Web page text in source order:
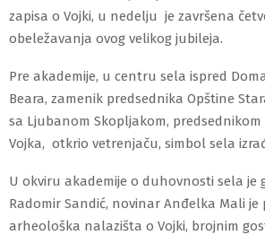
zapisa o Vojki, u nedelju je završena
obeležavanja ovog velikog jubileja.
Pre akademije, u centru sela ispred
Beara, zamenik predsednika Opštine
sa Ljubanom Skopljakom, predsednikom
Vojka, otkrio vetrenjaču, simbol sela
U okviru akademije o duhovnosti sela je
Radomir Sandić, novinar Anđelka Mali
arheološka nalazišta o Vojki, brojnim